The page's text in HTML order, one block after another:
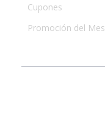
Cupones
Promoción del Mes